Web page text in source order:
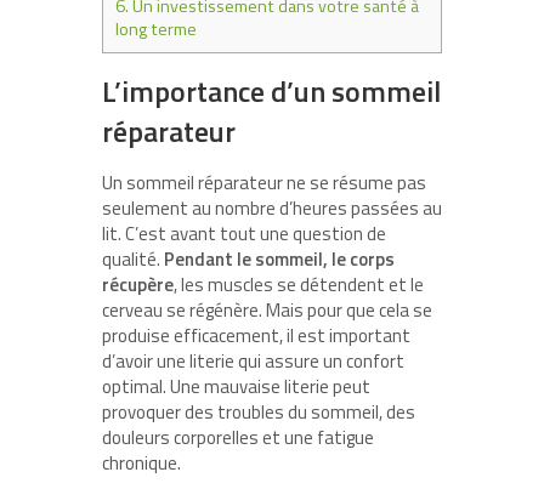
6.Un investissement dans votre santé à
long terme
L’importance d’un sommeil
réparateur
Un sommeil réparateur ne se résume pas
seulement au nombre d’heures passées au
lit. C’est avant tout une question de
qualité. Pendant le sommeil, le corps
récupère, les muscles se détendent et le
cerveau se régénère. Mais pour que cela se
produise efficacement, il est important
d’avoir une literie qui assure un confort
optimal. Une mauvaise literie peut
provoquer des troubles du sommeil, des
douleurs corporelles et une fatigue
chronique.